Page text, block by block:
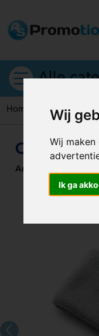
Wij
Wij
Ik ga
Alle
Home Mutsen
Carl Rpet
Artikelnummer: